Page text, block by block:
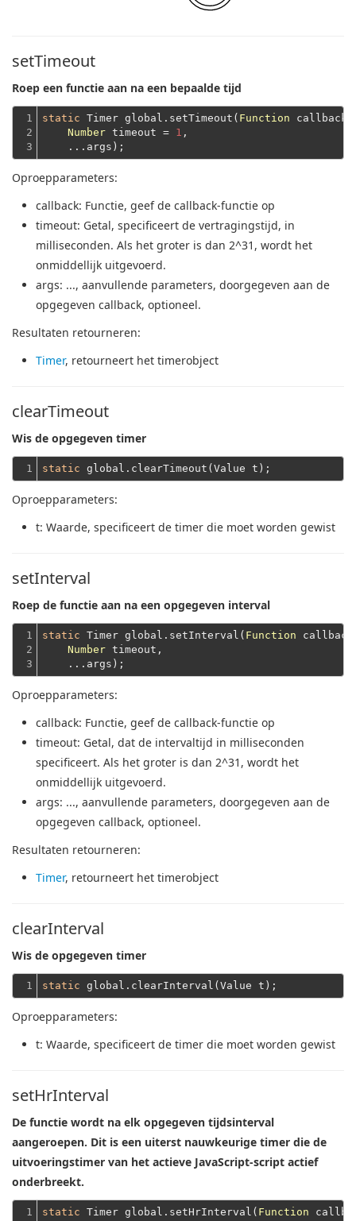
setTimeout
Roep een functie aan na een bepaalde tijd
1
2
3
static Timer global.setTimeout( Function callback,
Number timeout = 1 ,
    ...args);
Oproepparameters:
callback: Functie, geef de callback-functie op
timeout: Getal, specificeert de vertragingstijd, in
milliseconden. Als het groter is dan 2^31, wordt het
onmiddellijk uitgevoerd.
args: ..., aanvullende parameters, doorgegeven aan de
opgegeven callback, optioneel.
Resultaten retourneren:
Timer, retourneert het timerobject
clearTimeout
Wis de opgegeven timer
1 static
Oproepparameters:
t: Waarde, specificeert de timer die moet worden gewist
setInterval
Roep de functie aan na een opgegeven interval
1
2
3
static Timer global.setInterval( Function
Number timeout,
    ...args);
Oproepparameters:
callback: Functie, geef de callback-functie op
timeout: Getal, dat de intervaltijd in milliseconden
specificeert. Als het groter is dan 2^31, wordt het
onmiddellijk uitgevoerd.
args: ..., aanvullende parameters, doorgegeven aan de
opgegeven callback, optioneel.
Resultaten retourneren:
Timer, retourneert het timerobject
clearInterval
Wis de opgegeven timer
1 static
Oproepparameters:
t: Waarde, specificeert de timer die moet worden gewist
setHrInterval
De functie wordt na elk opgegeven tijdsinterval
aangeroepen. Dit is een uiterst nauwkeurige timer die de
uitvoeringstimer van het actieve JavaScript-script actief
onderbreekt.
1
static Timer global.setHrInterval( Function